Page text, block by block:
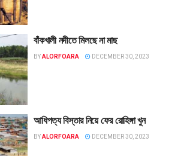
বাঁকখালী নদীতে মিলছে না মাছ
BYALORFOARA DECEMBER 30, 2023
আধিপত্য বিস্তার নিয়ে ফের রোহিঙ্গা খুন
BYALORFOARA DECEMBER 30, 2023